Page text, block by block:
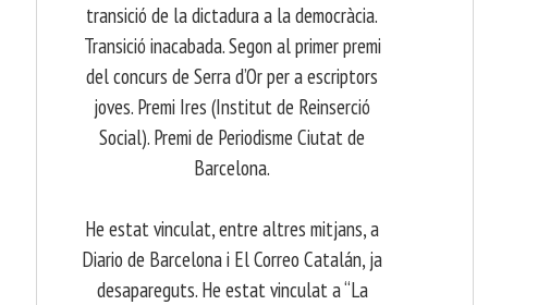
transició de la dictadura a la democràcia.
Transició inacabada. Segon al primer premi
del concurs de Serra d’Or per a escriptors
joves. Premi Ires (Institut de Reinserció
Social). Premi de Periodisme Ciutat de
Barcelona.
​ He estat vinculat, entre altres mitjans, a
Diario de Barcelona i El Correo Catalán, ja
desapareguts. He estat vinculat a “La